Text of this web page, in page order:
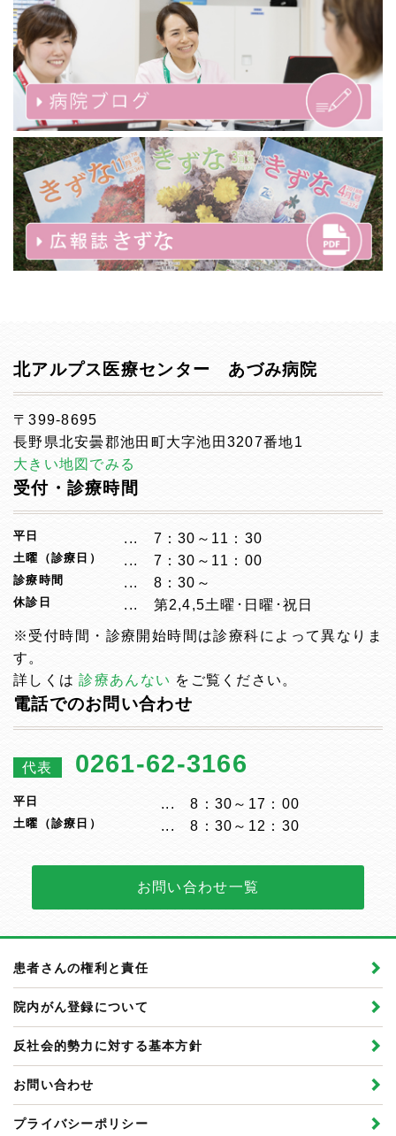
北アルプス医療センター あづみ病院
〒399-8695
長野県北安曇郡池田町大字池田3207番地1
大きい地図でみる
受付・診療時間
平日 7：30～11：30
土曜（診療日） 7：30～11：00
診療時間 8：30～
休診日 第2,4,5土曜･日曜･祝日
※受付時間・診療開始時間は診療科によって異なりま
す。
詳しくは診療あんない をご覧ください。
電話でのお問い合わせ
代表 0261-62-3166
平日 8：30～17：00
土曜（診療日） 8：30～12：30
お問い合わせ一覧
患者さんの権利と責任
院内がん登録について
反社会的勢力に対する基本方針
お問い合わせ
プライバシーポリシー